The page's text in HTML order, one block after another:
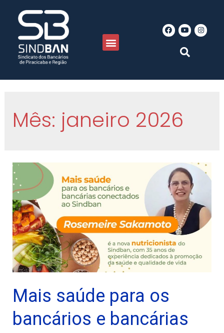
Mês: janeiro 2026
Mais saúde para os
bancários e bancárias